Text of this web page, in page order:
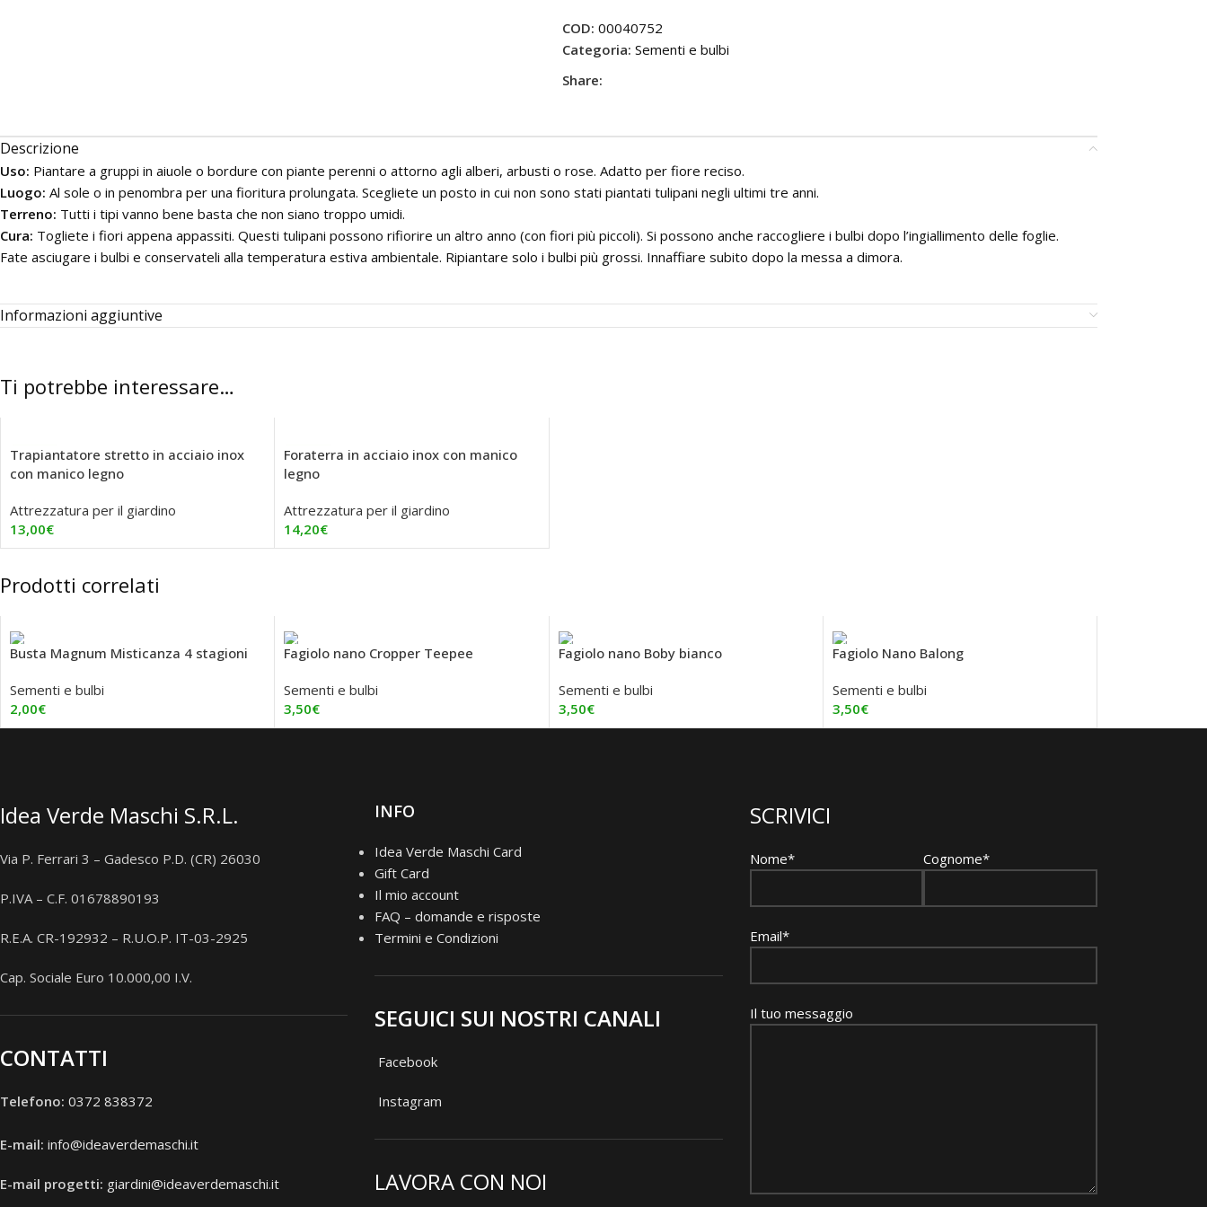
COD: 00040752
Categoria: Sementi e bulbi
Share:
Descrizione
Uso: Piantare a gruppi in aiuole o bordure con piante perenni o attorno agli alberi, arbusti o rose. Adatto per fiore reciso.
Luogo: Al sole o in penombra per una fioritura prolungata. Scegliete un posto in cui non sono stati piantati tulipani negli ultimi tre anni.
Terreno: Tutti i tipi vanno bene basta che non siano troppo umidi.
Cura: Togliete i fiori appena appassiti. Questi tulipani possono rifiorire un altro anno (con fiori più piccoli). Si possono anche raccogliere i bulbi dopo l’ingiallimento delle foglie.
Fate asciugare i bulbi e conservateli alla temperatura estiva ambientale. Ripiantare solo i bulbi più grossi. Innaffiare subito dopo la messa a dimora.
Informazioni aggiuntive
Ti potrebbe interessare…
Trapiantatore stretto in acciaio inox
con manico legno
Attrezzatura per il giardino
13,00€
Aggiungi Al Carrello
Foraterra in acciaio inox con manico
legno
Attrezzatura per il giardino
14,20€
Aggiungi Al Carrello
Prodotti correlati
Busta Magnum Misticanza 4 stagioni
Sementi e bulbi
2,00€
Aggiungi Al Carrello
Fagiolo nano Cropper Teepee
Sementi e bulbi
3,50€
Aggiungi Al Carrello
Fagiolo nano Boby bianco
Sementi e bulbi
3,50€
Aggiungi Al Carrello
Fagiolo Nano Balong
Sementi e bulbi
3,50€
Aggiungi Al Carrello
Idea Verde Maschi S.R.L.
Via P. Ferrari 3 – Gadesco P.D. (CR) 26030
P.IVA – C.F. 01678890193
R.E.A. CR-192932 – R.U.O.P. IT-03-2925
Cap. Sociale Euro 10.000,00 I.V.
CONTATTI
Telefono: 0372 838372
E-mail: info@ideaverdemaschi.it
E-mail progetti: giardini@ideaverdemaschi.it
INFO
Idea Verde Maschi Card
Gift Card
Il mio account
FAQ – domande e risposte
Termini e Condizioni
SEGUICI SUI NOSTRI CANALI
Facebook
Instagram
LAVORA CON NOI
SCRIVICI
Nome* Cognome*
Email*
Il tuo messaggio